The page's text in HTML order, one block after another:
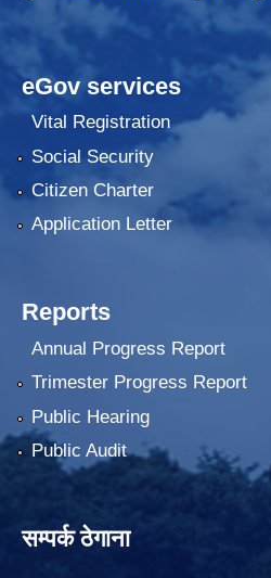
eGov services
Vital Registration
Social Security
Citizen Charter
Application Letter
Reports
Annual Progress Report
Trimester Progress Report
Public Hearing
Public Audit
सम्पर्क ठेगाना